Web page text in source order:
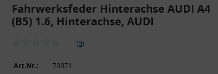
Fahrwerksfeder Hinterachse AUDI A4
(B5) 1.6, Hinterachse, AUDI
(0)
Art.Nr.:
70871